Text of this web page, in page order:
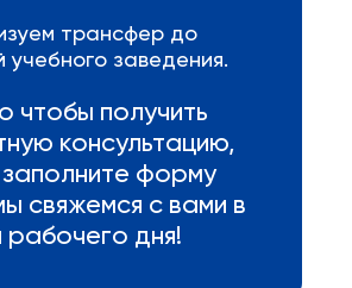
трансфер до
учебного заведения.
чтобы получить
консультацию,
форму
свяжемся с вами в
рабочего дня!